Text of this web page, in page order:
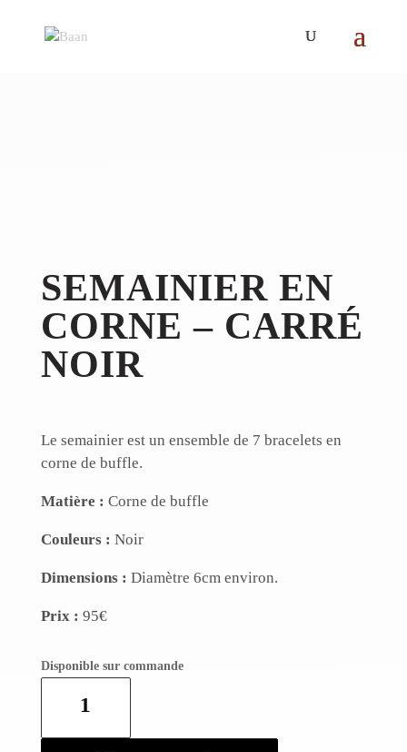
SEMAINIER EN
CORNE – CARRÉ
NOIR
Le semainier est un ensemble de 7 bracelets en
corne de buffle.
Matière : Corne de buffle
Couleurs : Noir
Dimensions : Diamètre 6cm environ.
Prix : 95€
Disponible sur commande
Semainier